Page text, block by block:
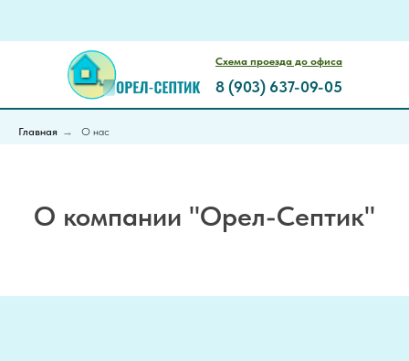
8 (903) 637-09-05
Схема проезда до офиса
Главная → О нас
О компании "Орел-Септик"